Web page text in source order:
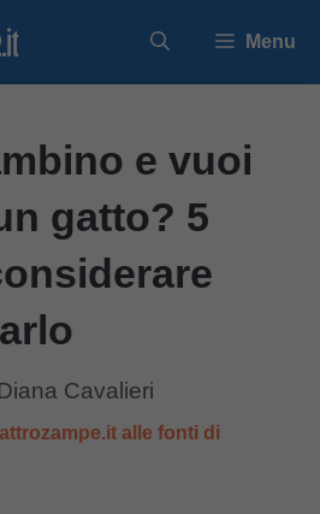
Menu
e vuoi
gatto? 5
Cavalieri
alle fonti di